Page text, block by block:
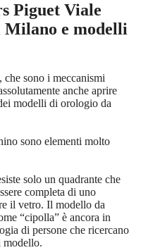
Piguet Viale
Milano e modelli
sono i meccanismi
anche aprire
modelli di orologio da
sono elementi molto
solo un quadrante che
completa di uno
il vetro. Il modello da
“cipolla” è ancora in
di persone che ricercano
modello.